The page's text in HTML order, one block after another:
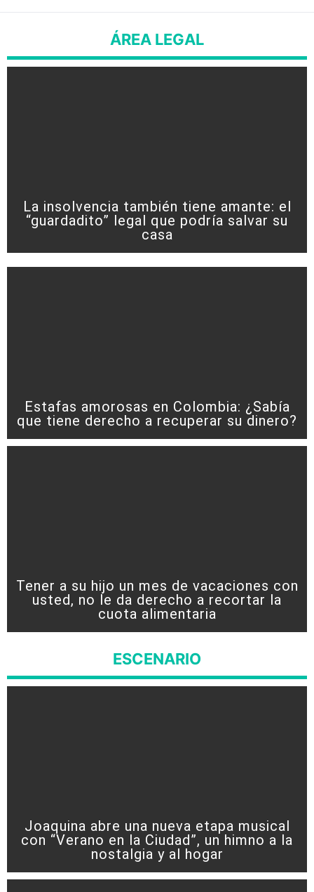
ÁREA LEGAL
La insolvencia también tiene amante: el
“guardadito” legal que podría salvar su
casa
Estafas amorosas en Colombia: ¿Sabía
que tiene derecho a recuperar su dinero?
Tener a su hijo un mes de vacaciones con
usted, no le da derecho a recortar la
cuota alimentaria
ESCENARIO
Joaquina abre una nueva etapa musical
con “Verano en la Ciudad”, un himno a la
nostalgia y al hogar